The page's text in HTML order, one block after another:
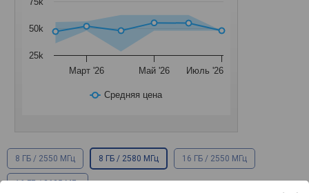
Средняя цена
Март '26 Май '26 Июль '26
25k
50k
8 ГБ / 2550 МГц 8 ГБ / 2580 МГц 16 ГБ / 2550 МГц
16 ГБ / 2625 МГц